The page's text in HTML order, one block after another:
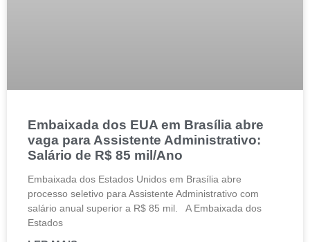
Embaixada dos EUA em Brasília abre
vaga para Assistente Administrativo:
Salário de R$ 85 mil/Ano
Embaixada dos Estados Unidos em Brasília abre
processo seletivo para Assistente Administrativo com
salário anual superior a R$ 85 mil. A Embaixada dos
Estados